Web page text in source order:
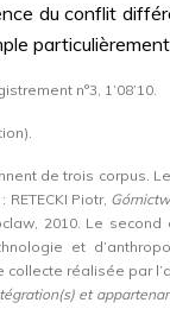
du conflit
n°3, 1’08’10.
de trois corpus.
Piotr,
2010. Le
et
collecte réalisée par
et